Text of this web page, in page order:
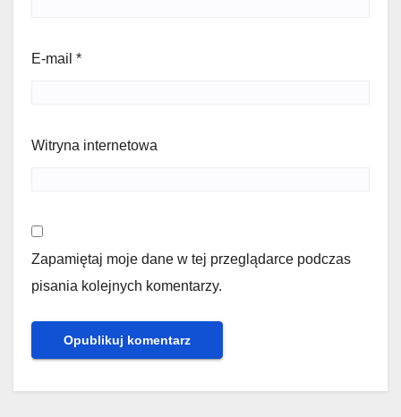
E-mail *
Witryna internetowa
Zapamiętaj moje dane w tej przeglądarce podczas
pisania kolejnych komentarzy.